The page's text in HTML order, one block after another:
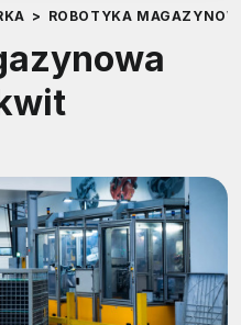
> ROBOTYKA